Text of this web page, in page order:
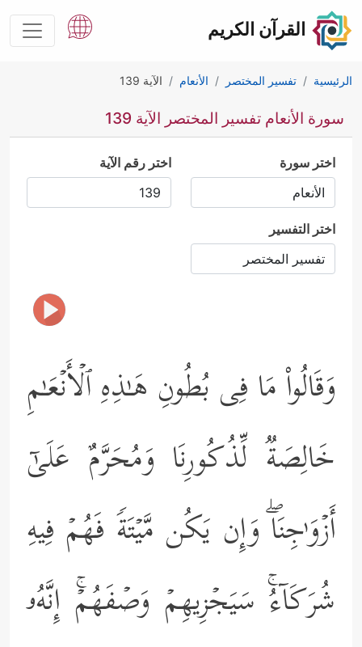
القرآن الكريم
الرئيسية تفسير المختصر الأنعام الآية 139
سورة الأنعام تفسير المختصر الآية 139
اختر سورة اختر رقم الآية
اختر التفسير
وَقَالُواْ مَا فِی بُطُونِ هَـٰذِهِ ٱلۡأَنۡعَـٰمِ
خَالِصَةࣱ لِّذُكُورِنَا وَمُحَرَّمٌ عَلَىٰۤ
أَزۡوَ ٰ⁠جِنَاۖ وَإِن یَكُن مَّیۡتَةࣰ فَهُمۡ فِیهِ
شُرَكَاۤءُۚ سَیَجۡزِیهِمۡ وَصۡفَهُمۡۚ إِنَّهُۥ